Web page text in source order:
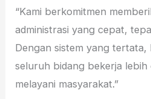
“Kami berkomitmen
administrasi yang cepat,
Dengan sistem yang
seluruh bidang bekerja lebih
melayani masyarakat.”